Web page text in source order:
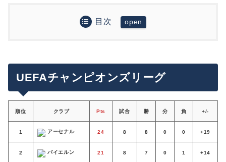
目次
ラ・リーガ
セリエA
ブンデスリーガ
リーグ・アン
プリメイラ・リーガ
UEFAチャンピオンズリーグ
順位 クラブ Pts 試合 勝 分 負 +/-
1 アーセナル 24 8 8 0 0 +19
2 バイエルン 21 8 7 0 1 +14